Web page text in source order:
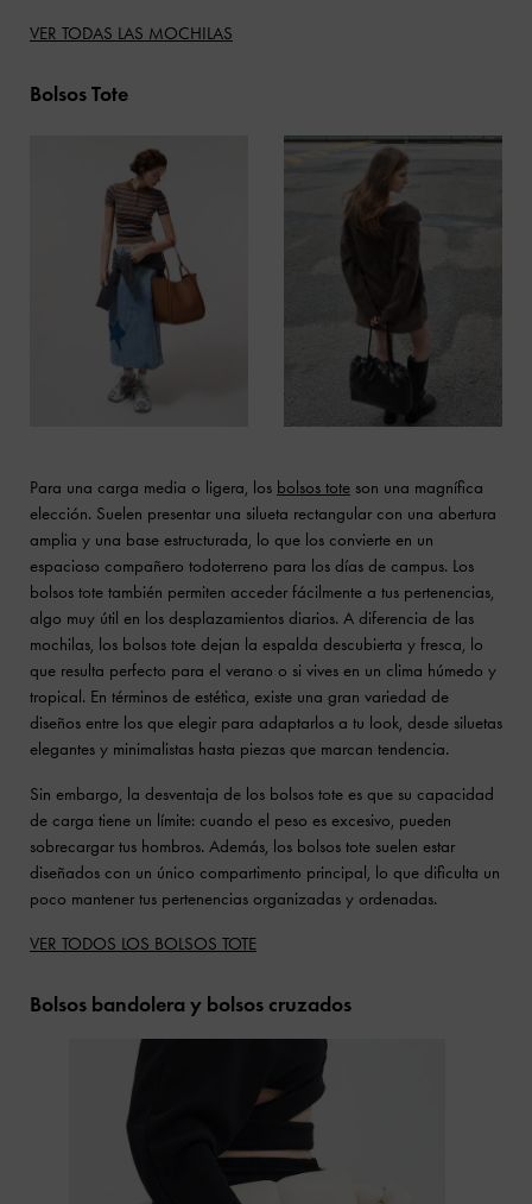
VER TODAS LAS MOCHILAS
Bolsos Tote
Para una carga media o ligera, los bolsos tote son una magnífica
elección. Suelen presentar una silueta rectangular con una abertura
amplia y una base estructurada, lo que los convierte en un
espacioso compañero todoterreno para los días de campus. Los
bolsos tote también permiten acceder fácilmente a tus pertenencias,
algo muy útil en los desplazamientos diarios. A diferencia de las
mochilas, los bolsos tote dejan la espalda descubierta y fresca, lo
que resulta perfecto para el verano o si vives en un clima húmedo y
tropical. En términos de estética, existe una gran variedad de
diseños entre los que elegir para adaptarlos a tu look, desde siluetas
elegantes y minimalistas hasta piezas que marcan tendencia.
Sin embargo, la desventaja de los bolsos tote es que su capacidad
de carga tiene un límite: cuando el peso es excesivo, pueden
sobrecargar tus hombros. Además, los bolsos tote suelen estar
diseñados con un único compartimento principal, lo que dificulta un
poco mantener tus pertenencias organizadas y ordenadas.
VER TODOS LOS BOLSOS TOTE
Bolsos bandolera y bolsos cruzados